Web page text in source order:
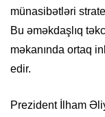
münasibətləri
Bu əməkdaşlıq
məkanında ortaq
edir.
Prezident İlham